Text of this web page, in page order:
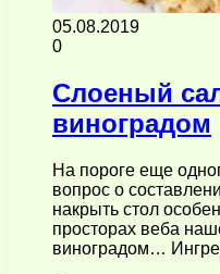
05.08.2019
0
Слоеный
виноградом
На пороге еще
вопрос о
накрыть стол
просторах веба
виноградом…